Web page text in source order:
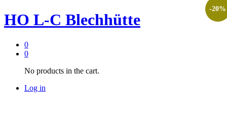
HO L-C Blechhütte
0
0
No products in the cart.
Log in
-20%